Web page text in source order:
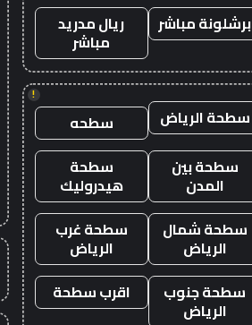
برشلونة مباشر
ريال مدريد
مباشر
!
سطحة الرياض
سطحه
سطحة بين
المدن
سطحة
هيدروليك
سطحة شمال
الرياض
سطحة غرب
الرياض
سطحة جنوب
الرياض
اقرب سطحة